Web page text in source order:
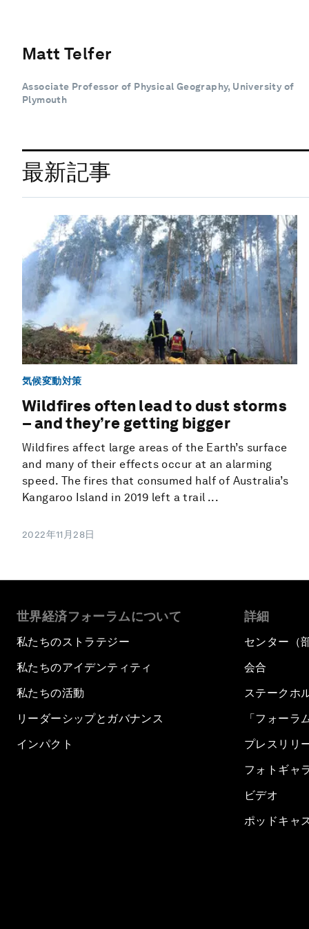
Matt Telfer
Associate Professor of Physical Geography, University of
Plymouth
最新記事
気候変動対策
Wildfires often lead to dust storms
– and they’re getting bigger
Wildfires affect large areas of the Earth’s surface
and many of their effects occur at an alarming
speed. The fires that consumed half of Australia’s
Kangaroo Island in 2019 left a trail ...
2022年11月28日
世界経済フォーラムについて
私たちのストラテジー
私たちのアイデンティティ
私たちの活動
リーダーシップとガバナンス
インパクト
詳細
センター（
会合
ステークホ
「フォーラ
プレスリリ
フォトギャ
ビデオ
ポッドキャ